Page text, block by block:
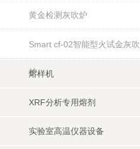
黄金检测灰吹炉
Smart cf-02智能型火试金灰吹
炉
熔样机
XRF分析专用熔剂
实验室高温仪器设备